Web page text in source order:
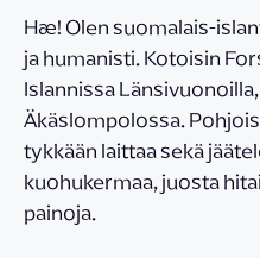
Hæ! Olen suomalais-
ja humanisti. Kotoisin
Islannissa
Äkäslompolossa.
tykkään laittaa sekä
kuohukermaa, juosta
painoja.